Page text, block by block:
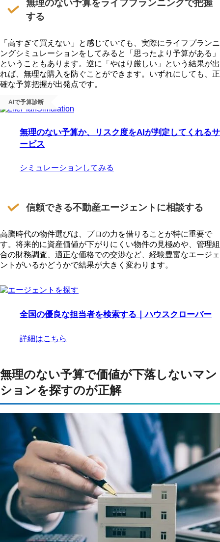
無理のない予算をライフプランニングで把握
する
「高すぎて買えない」と感じていても、実際にライフプランニ
ングシミュレーションをしてみると「思ったより予算がある」
ということもあります。逆に「やはり厳しい」という結果が出
れば、無理な購入を防ぐことができます。いずれにしても、正
確な予算把握が出発点です。
AIで予算診断
無理のない予算か、リスク度をAIが判定してくれるサ
ービス
シミュレーションしてみる
信頼できる不動産エージェントに相談する
高騰時代の物件選びは、プロの力を借りることが特に重要で
す。将来的に資産価値が下がりにくい物件の見極めや、管理組
合の財務調査、適正な価格での交渉など、経験豊富なエージェ
ントがいるかどうかで結果が大きく変わります。
全国の優良な担当者を検索する｜ハウスクローバー
詳細はこちら
無理のない予算で価値が下落しないマン
ションを探すのが正解